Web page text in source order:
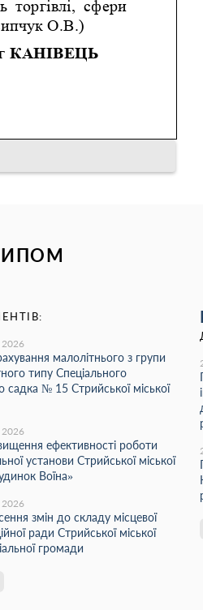
малолітнього з групи
типу Спеціального
садка № 15 Стрийської міської
ефективності роботи
установи Стрийської міської
Воїна»
змін до складу місцевої
ради Стрийської міської
громади